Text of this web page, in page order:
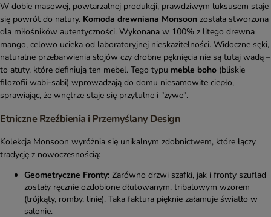
W dobie masowej, powtarzalnej produkcji, prawdziwym luksusem staje
się powrót do natury. Komoda drewniana Monsoon została stworzona
dla miłośników autentyczności. Wykonana w 100% z litego drewna
mango, celowo ucieka od laboratoryjnej nieskazitelności. Widoczne sęki,
naturalne przebarwienia słojów czy drobne pęknięcia nie są tutaj wadą –
to atuty, które definiują ten mebel. Tego typu meble boho (bliskie
filozofii wabi-sabi) wprowadzają do domu niesamowite ciepło,
sprawiając, że wnętrze staje się przytulne i "żywe".
Etniczne Rzeźbienia i Przemyślany Design
Kolekcja Monsoon wyróżnia się unikalnym zdobnictwem, które łączy
tradycję z nowoczesnością:
Geometryczne Fronty: Zarówno drzwi szafki, jak i fronty szuflad
zostały ręcznie ozdobione dłutowanym, tribalowym wzorem
(trójkąty, romby, linie). Taka faktura pięknie załamuje światło w
salonie.